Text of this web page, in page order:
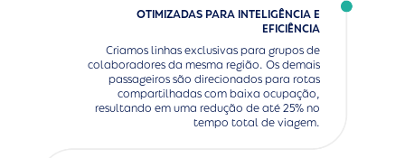
OTIMIZADAS PARA INTELIGÊNCIA E
EFICIÊNCIA
Criamos linhas exclusivas para grupos de
colaboradores da mesma região. Os demais
passageiros são direcionados para rotas
compartilhadas com baixa ocupação,
resultando em uma redução de até 25% no
tempo total de viagem.